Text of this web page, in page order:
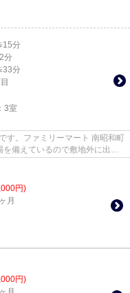
15分
分
33分
3室
す。ファミリーマート 南昭和町
備えているので敷地外に出る
円)
月
円)